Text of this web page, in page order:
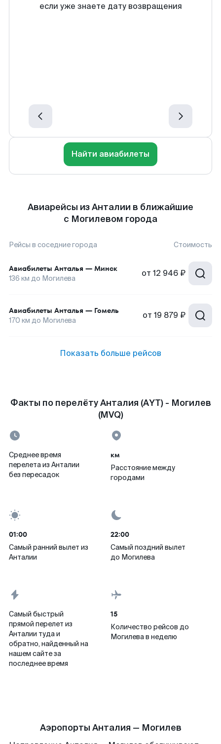
если уже знаете дату возвращения
Найти авиабилеты
Авиарейсы из Анталии в ближайшие
с Могилевом города
Рейсы в соседние города Стоимость
Авиабилеты Анталья — Минск
136 км до Могилева от 12 946 ₽
Авиабилеты Анталья — Гомель
170 км до Могилева от 19 879 ₽
Показать больше рейсов
Факты по перелёту Анталия (AYT) - Могилев
(MVQ)
Среднее время
перелета из Анталии
без пересадок
км
Расстояние между
городами
01:00
Самый ранний вылет из
Анталии
22:00
Самый поздний вылет
до Могилева
Самый быстрый
прямой перелет из
Анталии туда и
обратно, найденный на
нашем сайте за
последнее время
15
Количество рейсов до
Могилева в неделю
Аэропорты Анталия — Могилев